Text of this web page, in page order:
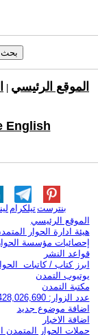
الموقع الرئيسي
English
تيلكرامبنترست
الموقع الرئيسي
هيئة ادارة الحوار
إحصائيات مؤسسة
قواعد النشر
ابرز كتاب / كاتبات
يوتيوب التمدن
مكتبة التمدن
عدد الزوار: 3,428,026,690
اضافة موضوع جديد
اضافة الاخبار
حملات الحوار المتمدن